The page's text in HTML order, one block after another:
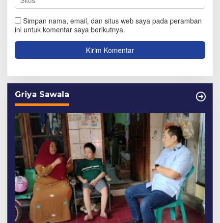
Simpan nama, email, dan situs web saya pada peramban
ini untuk komentar saya berikutnya.
Griya Sawala